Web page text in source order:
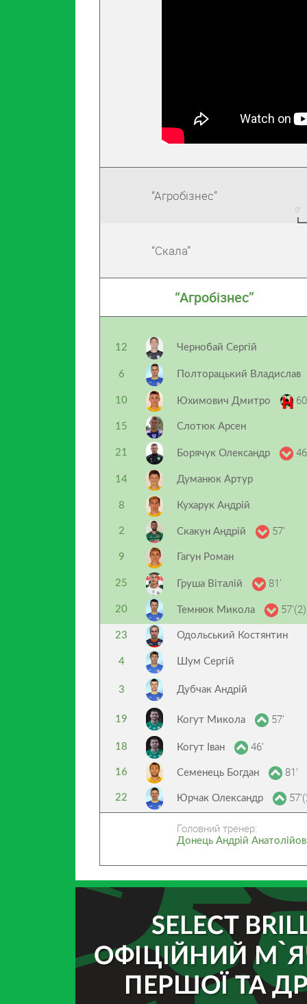
“Агробізнес”
“Скала”
“Агробізнес”
12 Чернобай Сергій
6 Полторацький Владислав
10 Юхимович Дмитро
15 Слотюк Арсен
21 Борячук Олександр
14 Думанюк Артур
8 Кухарук Андрій
2 Скакун Андрій 57’
9 Гагун Роман
25 Груша Віталій 81’
20 Темнюк Микола 57’(2)
23 Одольський Костянтин
4 Шум Сергій
3 Дубчак Андрій
19 Когут Микола 57’
18 Когут Іван 46’
16 Семенець Богдан 81’
22 Юрчак Олександр
Головний тренер:
Донець Андрій